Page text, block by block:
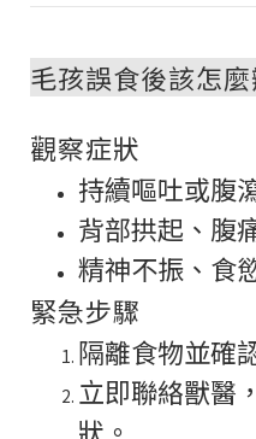
毛孩誤食後該怎麼
觀察症狀
持續嘔吐或腹
背部拱起、腹
精神不振、食
緊急步驟
隔離食物並確
立即聯絡獸醫
狀。